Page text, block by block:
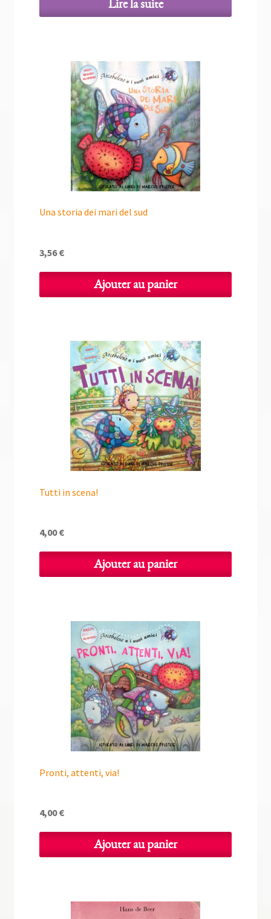
Lire la suite
Una storia dei mari del sud
3,56€
Ajouter au panier
Tutti in scena!
4,00€
Ajouter au panier
Pronti, attenti, via!
4,00€
Ajouter au panier